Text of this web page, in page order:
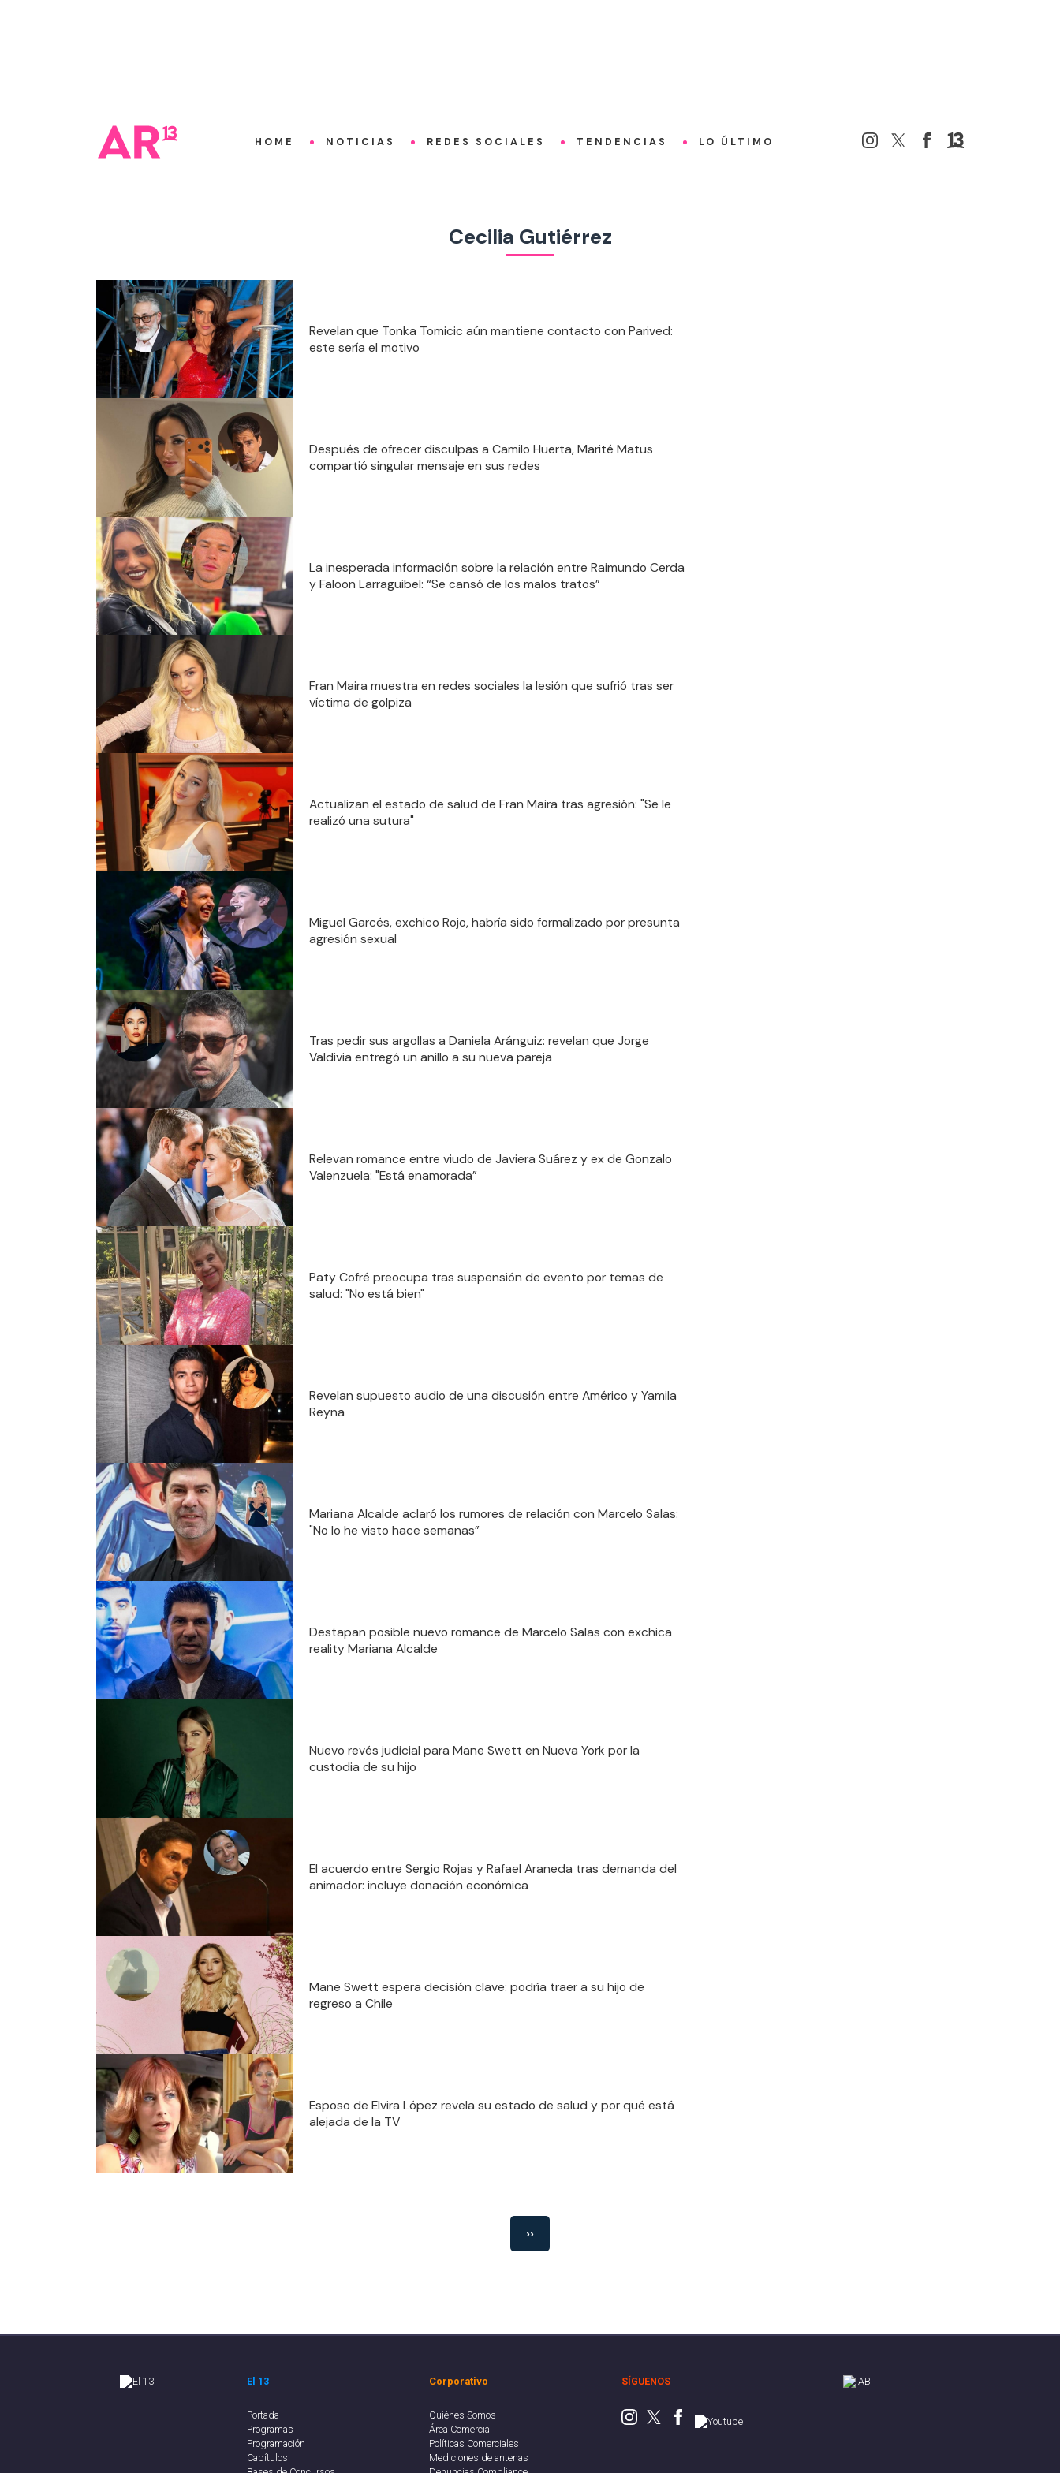
HOME NOTICIAS REDES SOCIALES TENDENCIAS LO ÚLTIMO
Cecilia Gutiérrez
Revelan que Tonka Tomicic aún mantiene contacto con Parived:
este sería el motivo
Después de ofrecer disculpas a Camilo Huerta, Marité Matus
compartió singular mensaje en sus redes
La inesperada información sobre la relación entre Raimundo Cerda
y Faloon Larraguibel: “Se cansó de los malos tratos”
Fran Maira muestra en redes sociales la lesión que sufrió tras ser
víctima de golpiza
Actualizan el estado de salud de Fran Maira tras agresión: "Se le
realizó una sutura"
Miguel Garcés, exchico Rojo, habría sido formalizado por presunta
agresión sexual
Tras pedir sus argollas a Daniela Aránguiz: revelan que Jorge
Valdivia entregó un anillo a su nueva pareja
Relevan romance entre viudo de Javiera Suárez y ex de Gonzalo
Valenzuela: "Está enamorada”
Paty Cofré preocupa tras suspensión de evento por temas de
salud: "No está bien"
Revelan supuesto audio de una discusión entre Américo y Yamila
Reyna
Mariana Alcalde aclaró los rumores de relación con Marcelo Salas:
"No lo he visto hace semanas”
Destapan posible nuevo romance de Marcelo Salas con exchica
reality Mariana Alcalde
Nuevo revés judicial para Mane Swett en Nueva York por la
custodia de su hijo
El acuerdo entre Sergio Rojas y Rafael Araneda tras demanda del
animador: incluye donación económica
Mane Swett espera decisión clave: podría traer a su hijo de
regreso a Chile
Esposo de Elvira López revela su estado de salud y por qué está
alejada de la TV
››
El 13
Portada
Programas
Programación
Capítulos
Corporativo
Quiénes Somos
Área Comercial
Políticas Comerciales
Mediciones de antenas
SÍGUENOS